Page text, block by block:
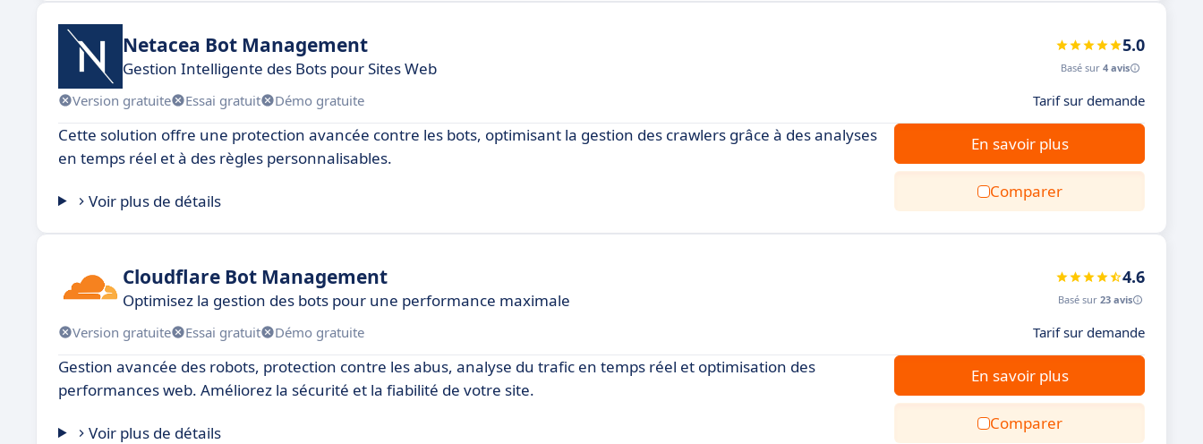
Netacea Bot Management
Gestion Intelligente des Bots pour Sites Web
5.0
Basé sur 4 avis
Version gratuite Essai gratuit Démo gratuite Tarif sur demande
Cette solution offre une protection avancée contre les bots, optimisant la gestion des crawlers grâce à des analyses
en temps réel et à des règles personnalisables.
Voir plus de détails
En savoir plus
Comparer
Cloudflare Bot Management
Optimisez la gestion des bots pour une performance maximale
4.6
Basé sur 23 avis
Version gratuite Essai gratuit Démo gratuite Tarif sur demande
Gestion avancée des robots, protection contre les abus, analyse du trafic en temps réel et optimisation des
performances web. Améliorez la sécurité et la fiabilité de votre site.
Voir plus de détails
En savoir plus
Comparer